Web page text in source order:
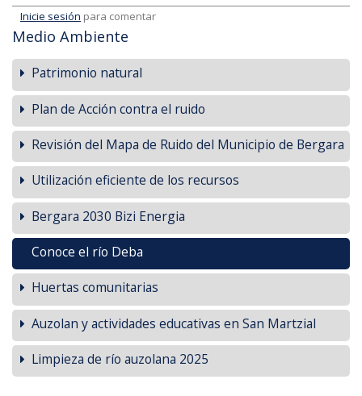
Inicie sesión para comentar
Medio Ambiente
Patrimonio natural
Plan de Acción contra el ruido
Revisión del Mapa de Ruido del Municipio de Bergara
Utilización eficiente de los recursos
Bergara 2030 Bizi Energia
Conoce el río Deba
Huertas comunitarias
Auzolan y actividades educativas en San Martzial
Limpieza de río auzolana 2025